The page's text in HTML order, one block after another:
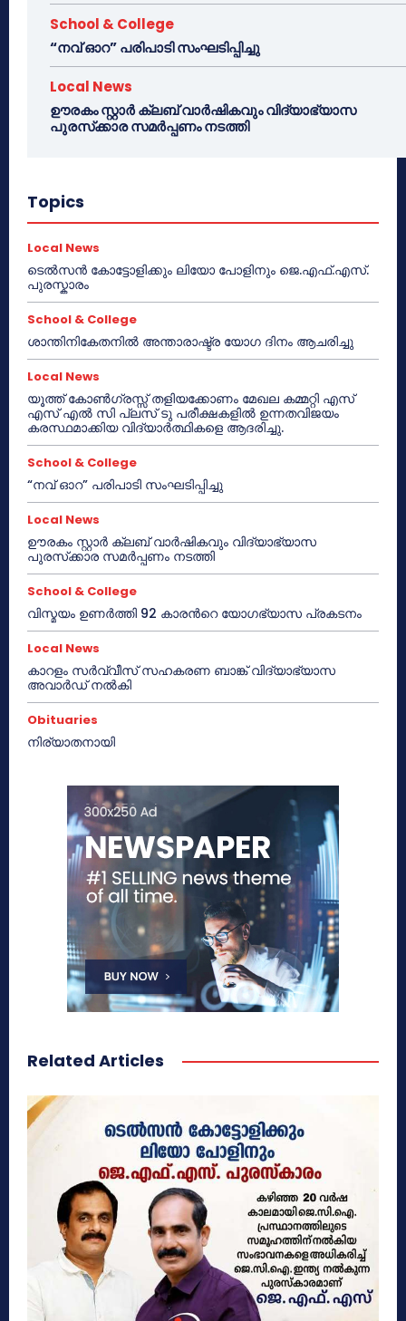
School & College
“നവ് ഓറ” പരിപാടി സംഘടിപ്പിച്ചു
Local News
ഊരകം സ്റ്റാർ ക്ലബ് വാർഷികവും വിദ്യാഭ്യാസ
പുരസ്‌ക്കാര സമർപ്പണം നടത്തി
Topics
Local News
ടെൽസൻ കോട്ടോളിക്കും ലിയോ പോളിനും ജെ.എഫ്.എസ്.
പുരസ്കാരം
School & College
ശാന്തിനികേതനിൽ അന്താരാഷ്ട്ര യോഗ ദിനം ആചരിച്ചു
Local News
യൂത്ത് കോൺഗ്രസ്സ് തളിയക്കോണം മേഖല കമ്മറ്റി എസ്
എസ് എൽ സി പ്ലസ് ടു പരീക്ഷകളിൽ ഉന്നതവിജയം
കരസ്ഥമാക്കിയ വിദ്യാർത്ഥികളെ ആദരിച്ചു.
School & College
“നവ് ഓറ” പരിപാടി സംഘടിപ്പിച്ചു
Local News
ഊരകം സ്റ്റാർ ക്ലബ് വാർഷികവും വിദ്യാഭ്യാസ
പുരസ്‌ക്കാര സമർപ്പണം നടത്തി
School & College
വിസ്മയം ഉണർത്തി 92 കാരൻറെ യോഗഭ്യാസ പ്രകടനം
Local News
കാറളം സർവ്വീസ് സഹകരണ ബാങ്ക് വിദ്യാഭ്യാസ
അവാർഡ് നൽകി
Obituaries
നിര്യാതനായി
Related Articles